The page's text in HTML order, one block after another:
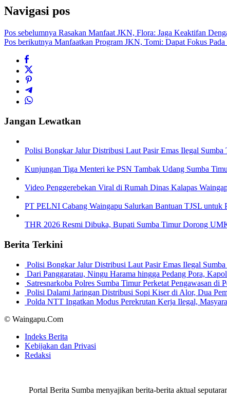
Navigasi pos
Pos sebelumnya Rasakan Manfaat JKN, Flora: Jaga Keaktifan
Pos berikutnya Manfaatkan Program JKN, Tomi: Dapat Fokus
Jangan Lewatkan
Polisi Bongkar Jalur Distribusi Laut Pasir Emas Ilegal
Kunjungan Tiga Menteri ke PSN Tambak Udang Sumba
Video Penggerebekan Viral di Rumah Dinas Kalapas
PT PELNI Cabang Waingapu Salurkan Bantuan TJSL
THR 2026 Resmi Dibuka, Bupati Sumba Timur Dorong
Berita Terkini
Polisi Bongkar Jalur Distribusi Laut Pasir Emas Ilegal
Dari Panggaratau, Ningu Harama hingga Pedang Pora,
Satresnarkoba Polres Sumba Timur Perketat Pengawasan di
Polisi Dalami Jaringan Distribusi Sopi Kiser di Alor, Dua
Polda NTT Ingatkan Modus Perekrutan Kerja Ilegal,
© Waingapu.Com
Indeks Berita
Kebijakan dan Privasi
Redaksi
Portal Berita Sumba menyajikan berita-berita aktual